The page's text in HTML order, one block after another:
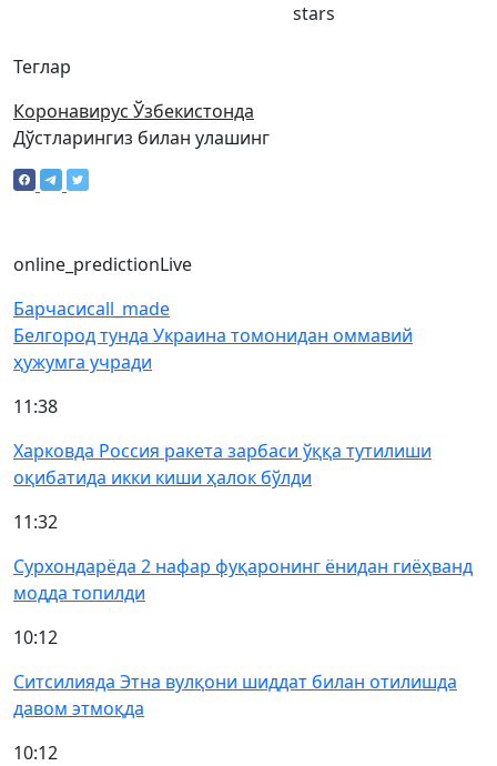
Теглар
Коронавирус Ўзбекистонда
stars
Дўстларингиз билан улашинг
online_predictionLive
Барчасиcall_made
Белгород тунда Украина томонидан оммавий
ҳужумга учради
11:38
Харковда Россия ракета зарбаси ўққа тутилиши
оқибатида икки киши ҳалок бўлди
11:32
Сурхондарёда 2 нафар фуқаронинг ёнидан гиёҳванд
модда топилди
10:12
Ситсилияда Этна вулқони шиддат билан отилишда
давом этмоқда
10:12